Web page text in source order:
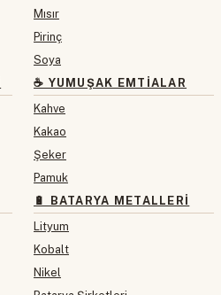
Mısır
Pirinç
Soya
☕ YUMUŞAK EMTIALAR
Kahve
Kakao
Şeker
Pamuk
🔋 BATARYA METALLERI
Lityum
Kobalt
Nikel